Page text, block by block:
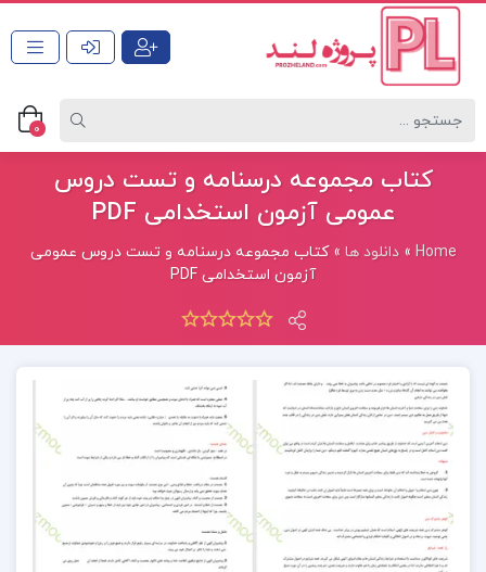
0
کتاب مجموعه درسنامه و تست دروس
عمومی آزمون استخدامی PDF
Home
»دانلود ها »کتاب مجموعه درسنامه و تست دروس عمومی
آزمون استخدامی PDF